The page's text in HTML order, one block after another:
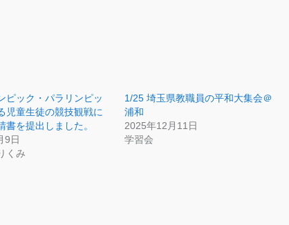
ピック・パラリンピッ
児童生徒の競技観戦に
書を提出しました。
9日
くみ
1/25 埼玉県教職員の平和大集会＠
浦和
2025年12月11日
学習会